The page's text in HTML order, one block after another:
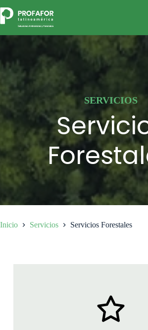
al
contenido
SERVICIOS
Inicio Servicios Servicios Forestales